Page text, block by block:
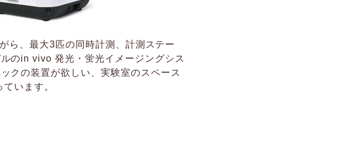
ら、最大3匹の同時計測、計測ステー
のin vivo 発光・蛍光イメージングシス
クの装置が欲しい、実験室のスペース
います。